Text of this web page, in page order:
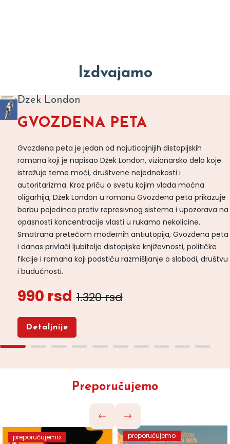
Izdvajamo
Dzek London
GVOZDENA PETA
Gvozdena peta je jedan od najuticajnijih distopijskih
romana koji je napisao Džek London, vizionarsko delo koje
istražuje teme moći, društvene nejednakosti i
autoritarizma. Kroz priču o svetu kojim vlada moćna
oligarhija, Džek London u romanu Gvozdena peta prikazuje
borbu pojedinca protiv represivnog sistema i upozorava na
opasnosti koncentracije vlasti u rukama nekolicine.
Smatrana pretečom modernih antiutopija, Gvozdena peta
i danas privlači ljubitelje distopijske književnosti, političke
fikcije i romana koji podstiču razmišljanje o slobodi, društvu
i budućnosti.
990 rsd 1.320 rsd
Detaljnije
Preporučujemo
preporučujemo preporučujemo